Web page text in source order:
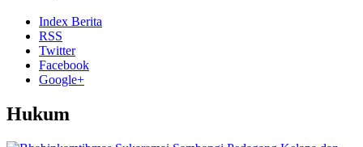
Index Berita
RSS
Twitter
Facebook
Google+
Hukum